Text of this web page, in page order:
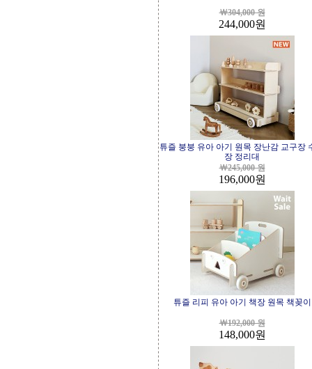
￦304,000 원
244,000원
튜즐 붕붕 유아 아기 원목 장난감 교구장
장 정리대
￦245,000 원
196,000원
튜즐 리피 유아 아기 책장 원목 책꽂이
￦192,000 원
148,000원